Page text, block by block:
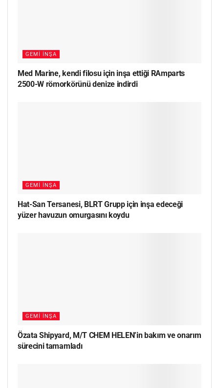
GEMI İNŞA
Med Marine, kendi filosu için inşa ettiği RAmparts
2500-W römorkörünü denize indirdi
GEMI İNŞA
Hat-San Tersanesi, BLRT Grupp için inşa edeceği
yüzer havuzun omurgasını koydu
GEMI İNŞA
Özata Shipyard, M/T CHEM HELEN’in bakım ve onarım
sürecini tamamladı